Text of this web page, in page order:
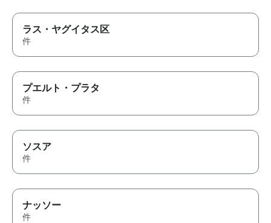
ラス・ヤグイタス区
件
プエルト・プラタ
件
ソスア
件
ナッソー
件